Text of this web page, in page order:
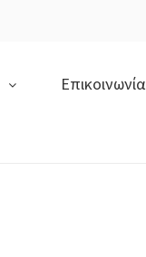
Επικοινωνία